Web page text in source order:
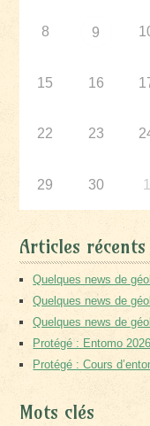
8 9
15 16
22 23
29 30 1
Articles récents
Quelques news de
Quelques news de
Quelques news de
Protégé : Entomo
Protégé : Cours
Mots clés